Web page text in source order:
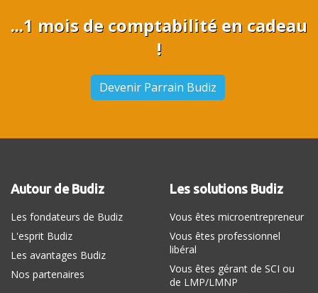
...1 mois de comptabilité en cadeau
!
Devenir Parrain Budiz
Autour de Budiz
Les fondateurs de Budiz
L'esprit Budiz
Les avantages Budiz
Nos partenaires
Les solutions Budiz
Vous êtes microentrepreneur
Vous êtes professionnel
libéral
Vous êtes gérant de SCI ou
de LMP/LMNP